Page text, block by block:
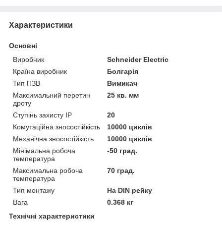
Характеристики
Основні
Виробник
Schneider Electric
Країна виробник
Болгарія
Тип ПЗВ
Вимикач
Максимальний перетин
дроту
25 кв. мм
Ступінь захисту IP
20
Комутаційна зносостійкість
10000 циклів
Механічна зносостійкість
10000 циклів
Мінімальна робоча
температура
-50 град.
Максимальна робоча
температура
70 град.
Тип монтажу
На DIN рейку
Вага
0.368 кг
Технічні характеристики